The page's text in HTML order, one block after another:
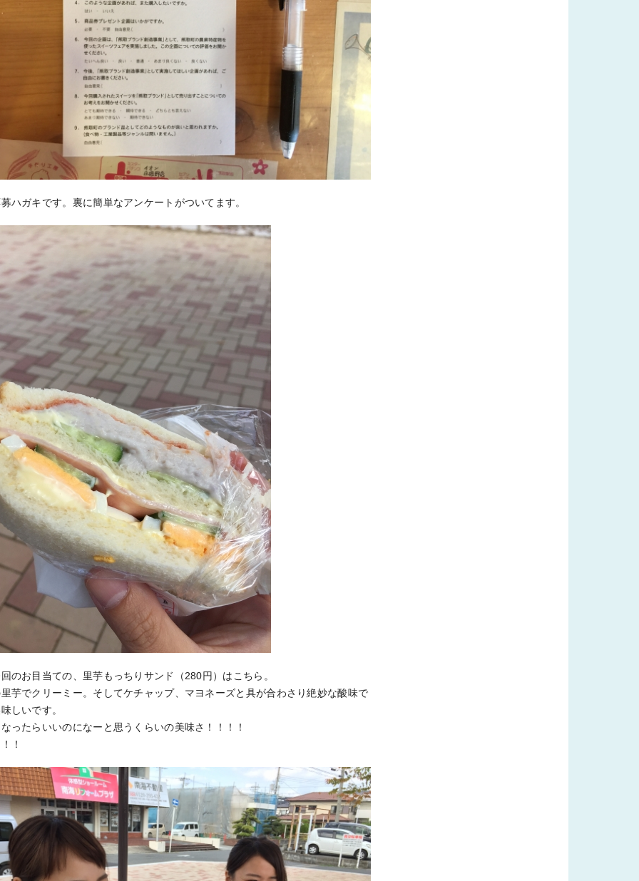
ハガキです。裏に簡単なアンケートがついてます。
のお目当ての、里芋もっちりサンド（280円）はこちら。
芋でクリーミー。そしてケチャップ、マヨネーズと具が合わさり絶妙な酸味で
しいです。
ったらいいのになーと思うくらいの美味さ！！！！
！